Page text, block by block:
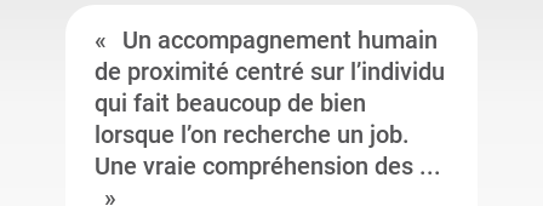
Un accompagnement humain
de proximité centré sur l’individu
qui fait beaucoup de bien
lorsque l’on recherche un job.
Une vraie compréhension des ...